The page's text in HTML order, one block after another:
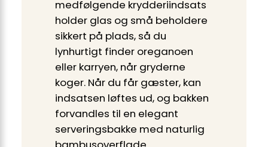
medfølgende krydderiindsats
holder glas og små beholdere
sikkert på plads, så du
lynhurtigt finder oreganoen
eller karryen, når gryderne
koger. Når du får gæster, kan
indsatsen løftes ud, og bakken
forvandles til en elegant
serveringsbakke med naturlig